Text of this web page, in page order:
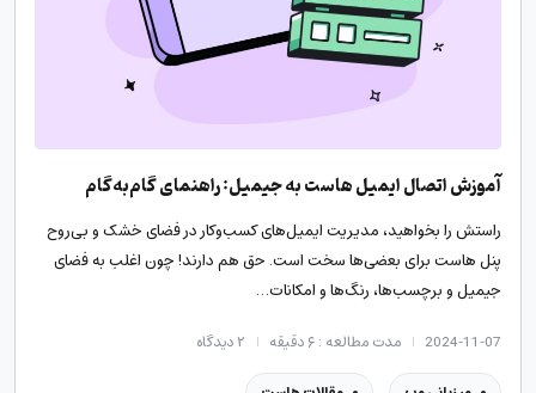
آموزش اتصال ایمیل هاست به جیمیل: راهنمای گام‌به‌گام
راستش را بخواهید، مدیریت ایمیل‌های کسب‌وکار در فضای خشک و بی‌روح
پنل هاست برای بعضی‌ها سخت است. حق هم دارند! چون اغلب به فضای
جیمیل و برچسب‌ها، رنگ‌ها و امکانات…
2024-11-07 مدت مطالعه : ۶ دقیقه ۲دیدگاه